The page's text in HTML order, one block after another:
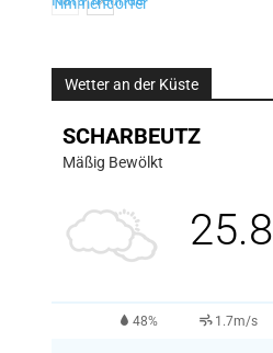
Wetter an der Küste
SCHARBEUTZ
Mäßig Bewölkt
25.8
48% 1.7m/s